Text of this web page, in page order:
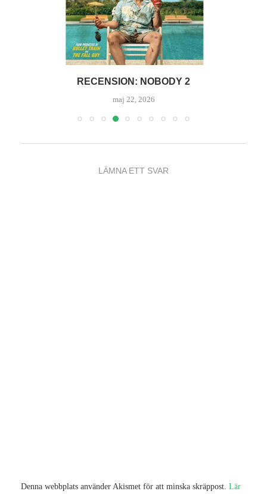
RECENSION: NOBODY 2
maj 22, 2026
LÄMNA ETT SVAR
Denna webbplats använder Akismet för att minska skräppost. Lär